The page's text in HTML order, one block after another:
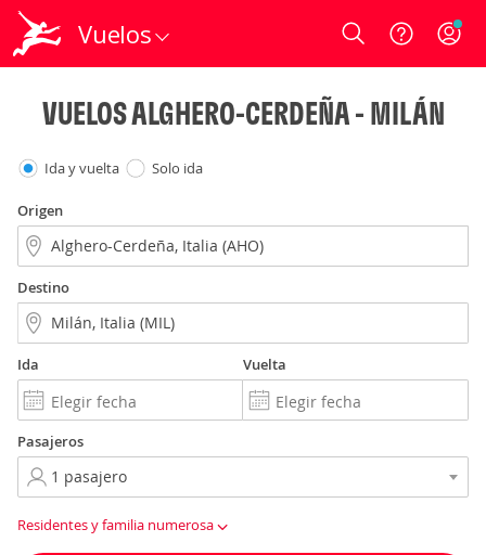
Vuelos Login
VUELOS ALGHERO-CERDEÑA - MILÁN
Ida y vuelta Solo ida
Origen
Destino
Ida Vuelta
Pasajeros
Residentes y familia numerosa